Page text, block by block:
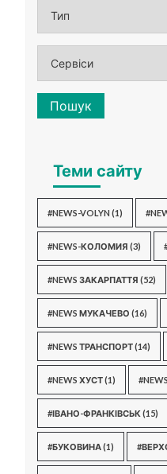
Пошук
Теми сайту
#NEWS-VOLYN (1)
#NEWS-КОЛОМИЯ (3)
#NEWS ЗАКАРПАТТЯ (52)
#NEWS МУКАЧЕВО (16)
#NEWS ТРАНСПОРТ(14)
#NEWS ХУСТ(1)
#ІВАНО-ФРАНКІВСЬК(15)
#БУКОВИНА(1)